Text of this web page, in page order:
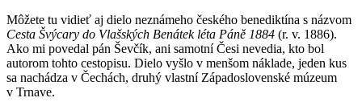
Môžete tu vidieť aj dielo neznámeho českého benediktína s názvom
Cesta Švýcary do Vlašských Benátek léta Páně 1884 (r. v. 1886).
Ako mi povedal pán Ševčík, ani samotní Česi nevedia, kto bol
autorom tohto cestopisu. Dielo vyšlo v menšom náklade, jeden kus
sa nachádza v Čechách, druhý vlastní Západoslovenské múzeum
v Trnave.